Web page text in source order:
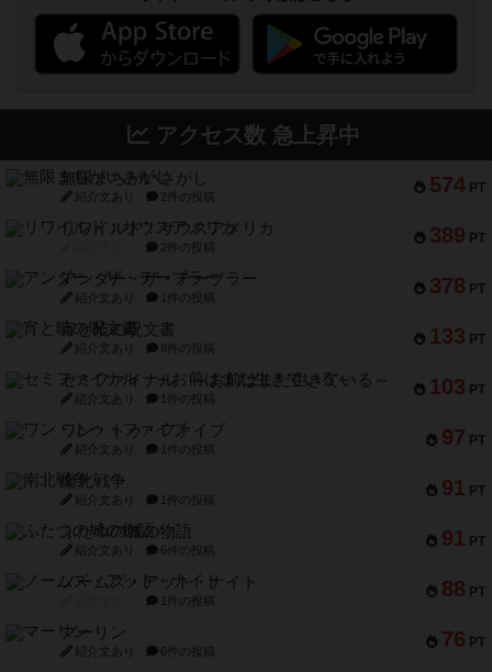
アクセス数 急上昇中
574 PT
無限まちがいさがし
紹介文あり 2件の投稿
389 PT
リワイルド：サウスアメリカ
2件の投稿
378 PT
アンダー・ザ・テーブラー
紹介文あり 1件の投稿
133 PT
宵と暁の呪文書
紹介文あり 8件の投稿
103 PT
セミファイナル ～お前はまだ生きている～
紹介文あり 1件の投稿
97 PT
ワン・トゥ・ファイブ
紹介文あり 1件の投稿
91 PT
南北戦争
紹介文あり 1件の投稿
91 PT
ふたつの城の物語
紹介文あり 6件の投稿
88 PT
ノームズ・アット・ナイト
1件の投稿
76 PT
マーリン
紹介文あり 6件の投稿